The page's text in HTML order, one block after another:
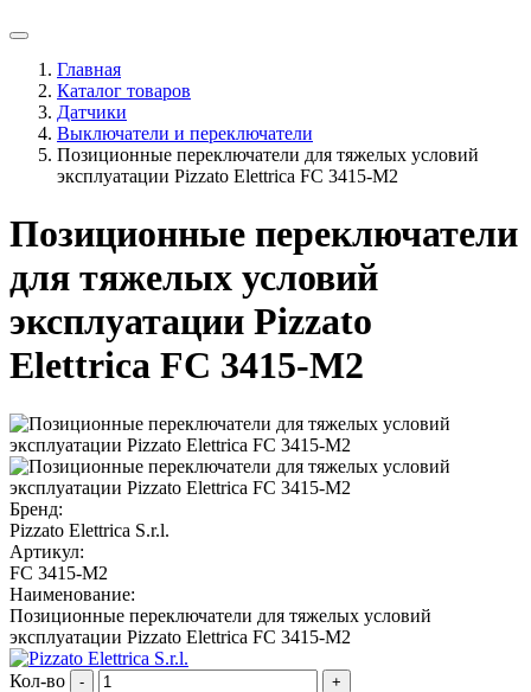
Главная
Каталог товаров
Датчики
Выключатели и переключатели
Позиционные переключатели для тяжелых условий
эксплуатации Pizzato Elettrica FC 3415-M2
Позиционные переключатели
для тяжелых условий
эксплуатации Pizzato
Elettrica FC 3415-M2
Бренд:
Pizzato Elettrica S.r.l.
Артикул:
FC 3415-M2
Наименование:
Позиционные переключатели для тяжелых условий
эксплуатации Pizzato Elettrica FC 3415-M2
Кол-во -
+